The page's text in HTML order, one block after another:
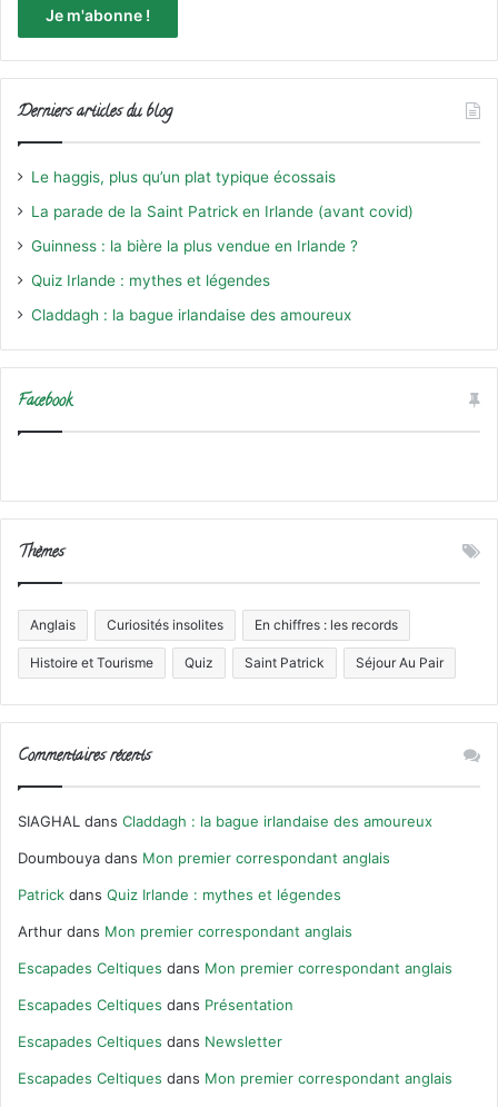
Derniers articles du blog
Le haggis, plus qu’un plat typique écossais
La parade de la Saint Patrick en Irlande (avant covid)
Guinness : la bière la plus vendue en Irlande ?
Quiz Irlande : mythes et légendes
Claddagh : la bague irlandaise des amoureux
Facebook
Thèmes
Anglais Curiosités insolites En chiffres : les records
Histoire et Tourisme Quiz Saint Patrick Séjour Au Pair
Commentaires récents
SIAGHAL dans Claddagh : la bague irlandaise des amoureux
Doumbouya dans Mon premier correspondant anglais
Patrick dans Quiz Irlande : mythes et légendes
Arthur dans Mon premier correspondant anglais
Escapades Celtiques dans Mon premier correspondant anglais
Escapades Celtiques dans Présentation
Escapades Celtiques dans Newsletter
Escapades Celtiques dans Mon premier correspondant anglais